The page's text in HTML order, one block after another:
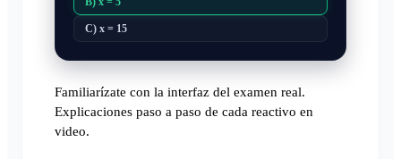
B) x = 5
C) x = 15
Familiarízate con la interfaz del examen real.
Explicaciones paso a paso de cada reactivo en
video.